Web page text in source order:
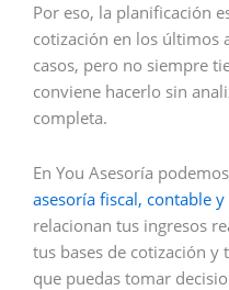
Por eso, la planificación
cotización en los últimos
casos, pero no siempre
conviene hacerlo sin
completa.
En You Asesoría
asesoría fiscal, contable
relacionan tus ingresos
tus bases de cotización y
que puedas tomar